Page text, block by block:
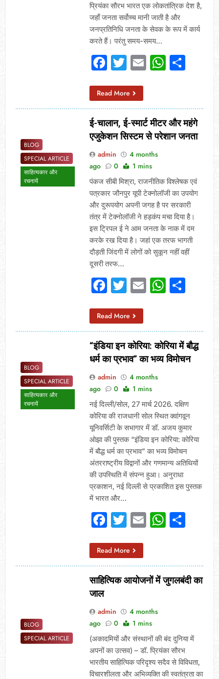
प्रियंका सौरभ भारत एक लोकतांत्रिक देश है,
जहाँ जनता सर्वोच्च मानी जाती है और
जनप्रतिनिधि जनता के सेवक के रूप में कार्य
करते हैं। परंतु समय-समय…
Facebook
Twitter
Email
Read More
BLOG
SPECIAL ARTICLE
साहित्यकार और
रचनायें
ई-चालान, ई-स्मार्ट मीटर और महंगे
एजुकेशन सिस्टम से परेशान जनता
admin
4 months
ago
0 1 mins
पंकज सीबी मिश्रा, राजनीतिक विश्लेषक एवं
पत्रकार जौनपुर यूपी टेक्नोलॉजी का उपयोग
और दुरूपयोग अपनी जगह है पर सरकारी
तंत्र में टेक्नोलॉजी ने हड़कंप मचा दिया है।
इस ट्रिपल ई ने आम जनता के नाक में दम
करके रख दिया है। जहां एक तरफ भागती
दौड़ती जिंदगी में लोगों को सुकून नहीं वहीं
दूसरी तरफ…
Facebook
Twitter
Email
Read More
BLOG
SPECIAL ARTICLE
साहित्यकार और
रचनायें
“इंडिया इन कोरिया: कोरिया में बौद्ध
धर्म का प्रभाव” का भव्य विमोचन
admin
4 months
ago
0 1 mins
नई दिल्ली/सोल, 27 मार्च 2026. दक्षिण
कोरिया की राजधानी सोल स्थित क्वांगवून
यूनिवर्सिटी के सभागार में डॉ. अजय कुमार
ओझा की पुस्तक “इंडिया इन कोरिया: कोरिया
में बौद्ध धर्म का प्रभाव” का भव्य विमोचन
अंतरराष्ट्रीय विद्वानों और गणमान्य अतिथियों
की उपस्थिति में संपन्न हुआ। अनुराधा
प्रकाशन, नई दिल्ली से प्रकाशित इस पुस्तक
में भारत और…
Facebook
Twitter
Email
Read More
BLOG
SPECIAL ARTICLE
साहित्यिक आयोजनों में जुगलबंदी का
जाल
admin
4 months
ago
0 1 mins
(अकादमियों और संस्थानों की बंद दुनिया में
अपनों का उत्सव) – डॉ. प्रियंका सौरभ
भारतीय साहित्यिक परिदृश्य सदैव से विविधता,
विचारशीलता और अभिव्यक्ति की स्वतंत्रता का